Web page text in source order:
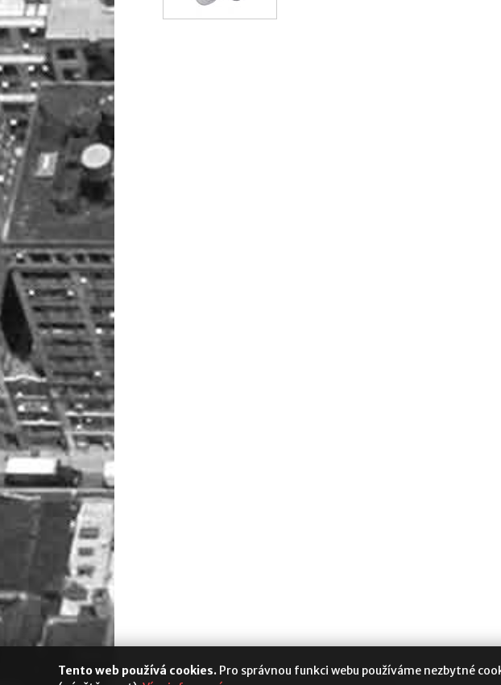
Tento web používá cookies. Pro správnou funkci webu používáme nezbytné